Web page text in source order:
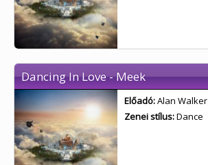
Dancing In Love - Meek
Előadó:Alan Walker
Zenei stílus:Dance